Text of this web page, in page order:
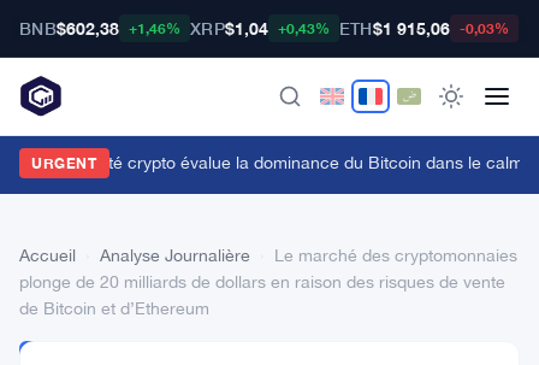
BNB$602,38 +1,46% XRP$1,04 +0,43% ETH$1 915,06 -0,03%
URGENT
communauté crypto évalue la dominance du Bitcoin dans le calme
Accueil Analyse Journalière
Le marché des cryptomonnaies
plonge de 20 milliards de dollars en raison des risques de vente
de Bitcoin et d’Ethereum